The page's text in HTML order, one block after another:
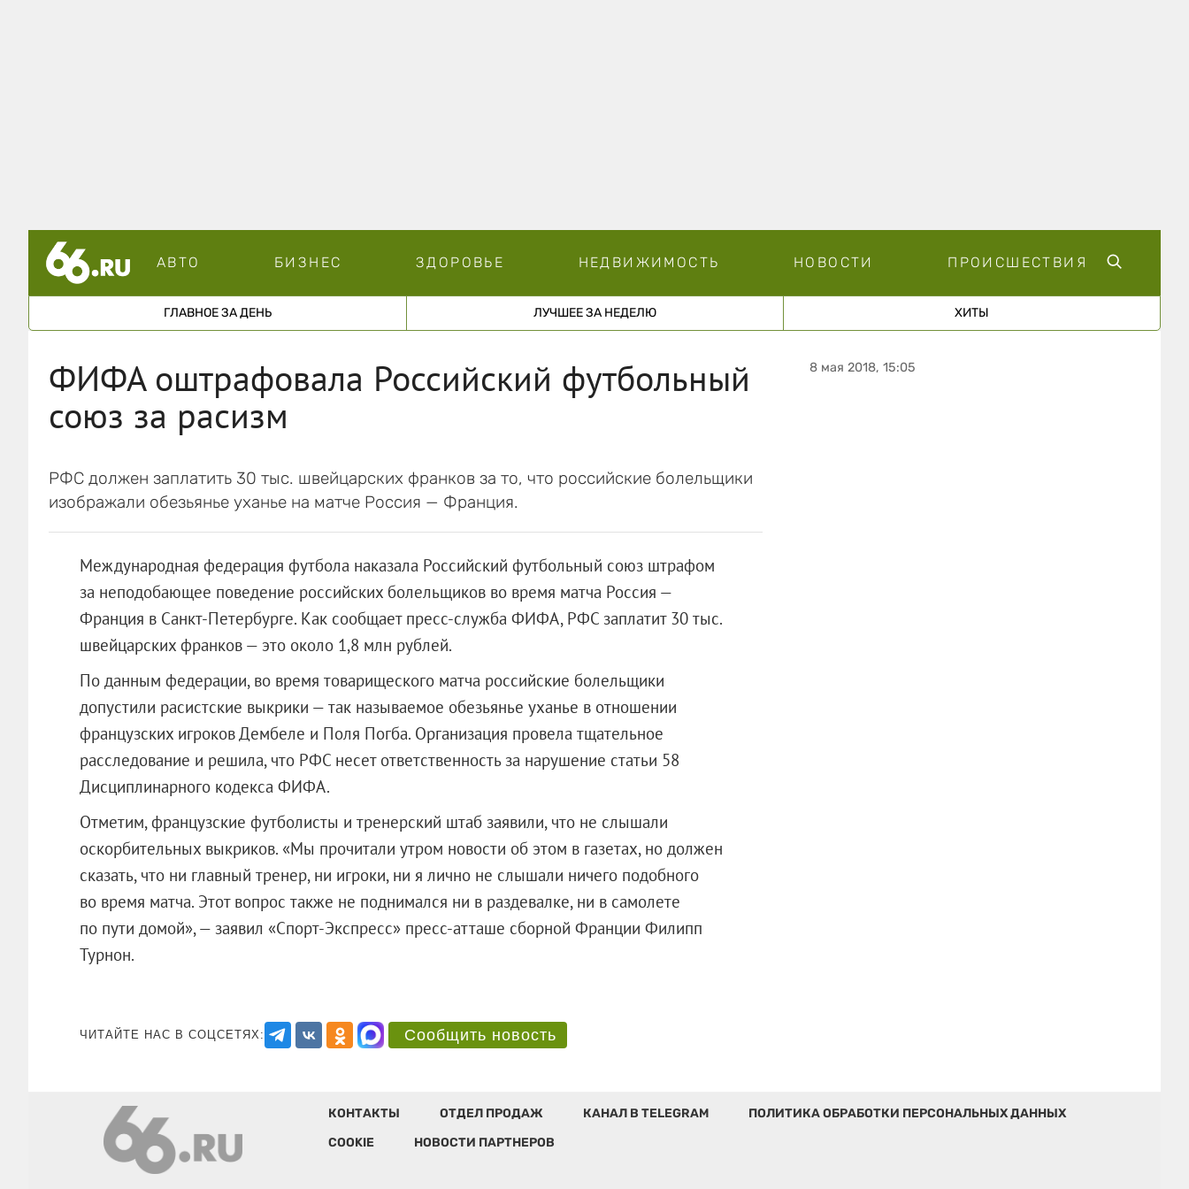
АВТО БИЗНЕС ЗДОРОВЬЕ НЕДВИЖИМОСТЬ НОВОСТИ ПРОИСШЕСТВИЯ
ГЛАВНОЕ ЗА ДЕНЬ ЛУЧШЕЕ ЗА НЕДЕЛЮ ХИТЫ
ФИФА оштрафовала Российский футбольный
союз за расизм
РФС должен заплатить 30 тыс. швейцарских франков за то, что российские болельщики
изображали обезьянье уханье на матче Россия — Франция.
Международная федерация футбола наказала Российский футбольный союз штрафом
за неподобающее поведение российских болельщиков во время матча Россия —
Франция в Санкт-Петербурге. Как сообщает пресс-служба ФИФА, РФС заплатит 30 тыс.
швейцарских франков — это около 1,8 млн рублей.
По данным федерации, во время товарищеского матча российские болельщики
допустили расистские выкрики — так называемое обезьянье уханье в отношении
французских игроков Дембеле и Поля Погба. Организация провела тщательное
расследование и решила, что РФС несет ответственность за нарушение статьи 58
Дисциплинарного кодекса ФИФА.
Отметим, французские футболисты и тренерский штаб заявили, что не слышали
оскорбительных выкриков. «Мы прочитали утром новости об этом в газетах, но должен
сказать, что ни главный тренер, ни игроки, ни я лично не слышали ничего подобного
во время матча. Этот вопрос также не поднимался ни в раздевалке, ни в самолете
по пути домой», — заявил «Спорт-Экспресс» пресс-атташе сборной Франции Филипп
Турнон.
ЧИТАЙТЕ НАС В СОЦСЕТЯХ: Сообщить новость
8 мая 2018, 15:05
КОНТАКТЫ ОТДЕЛ ПРОДАЖ КАНАЛ В TELEGRAM
ПОЛИТИКА ОБРАБОТКИ ПЕРСОНАЛЬНЫХ ДАННЫХ
COOKIE
НОВОСТИ ПАРТНЕРОВ